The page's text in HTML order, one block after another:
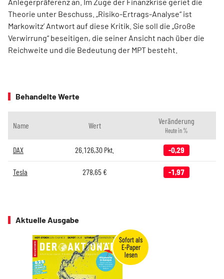
Theorie unter Beschuss. „Risiko-Ertrags-Analyse“ ist
Markowitz’ Antwort auf diese Kritik. Sie soll die „Große
Verwirrung“ beseitigen, die seiner Ansicht nach über die
Reichweite und die Bedeutung der MPT besteht.
Behandelte Werte
Name Wert Veränderung
Heute in %
DAX 26.126,30 Pkt. -0,29
Tesla 278,65€ -1,97
Aktuelle Ausgabe